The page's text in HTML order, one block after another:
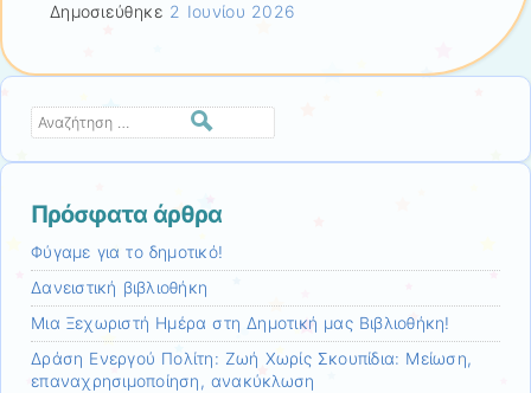
Δημοσιεύθηκε 2 Ιουνίου 2026
Αναζήτηση
Πρόσφατα άρθρα
Φύγαμε για το δημοτικό!
Δανειστική βιβλιοθήκη
Μια Ξεχωριστή Ημέρα στη Δημοτική μας Βιβλιοθήκη!
Δράση Ενεργού Πολίτη: Ζωή Χωρίς Σκουπίδια: Μείωση,
επαναχρησιμοποίηση, ανακύκλωση